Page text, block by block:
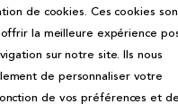
de cookies. Ces cookies
la meilleure expérience
sur notre site. Ils nous
de personnaliser votre
de vos préférences et de